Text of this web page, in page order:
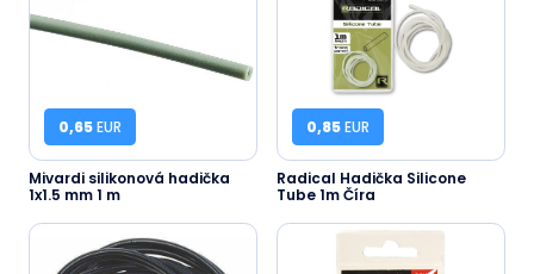
0,65EUR
Mivardi silikonová hadička
1x1.5 mm 1 m
0,85EUR
Radical Hadička Silicone
Tube 1m Číra